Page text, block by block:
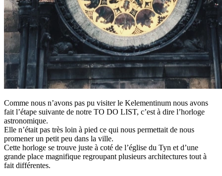
Comme nous n’avons pas pu visiter le Kelementinum nous avons
fait l’étape suivante de notre TO DO LIST, c’est à dire l’horloge
astronomique.
Elle n’était pas très loin à pied ce qui nous permettait de nous
promener un petit peu dans la ville.
Cette horloge se trouve juste à coté de l’église du Tyn et d’une
grande place magnifique regroupant plusieurs architectures tout à
fait différentes.